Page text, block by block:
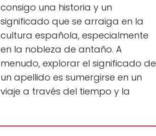
consigo una historia y un
significado que se arraiga en la
cultura española, especialmente
en la nobleza de antaño. A
menudo, explorar el significado de
un apellido es sumergirse en un
viaje a través del tiempo y la